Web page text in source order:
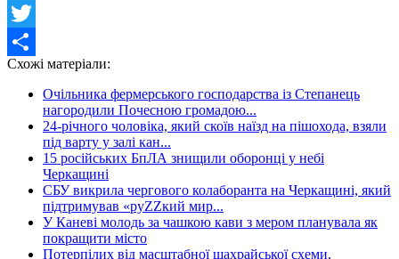
Facebook
Twitter
Share
Схожі матеріали:
Очільника фермерського господарства із Степанець
нагородили Почесною громадою...
24-річного чоловіка, який скоїв наїзд на пішохода, взяли
під варту у залі кан...
15 російських БпЛА знищили оборонці у небі
Черкащині
СБУ викрила чергового колаборанта на Черкащині, який
підтримував «руZZкий мир...
У Каневі молодь за чашкою кави з мером планувала як
покращити місто
Потерпілих від масштабної шахрайської схеми,